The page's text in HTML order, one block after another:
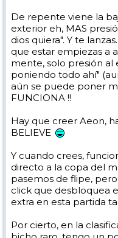
De repente viene la
exterior eh, MAS
dios quiera". Y te
que estar empiezas a
mente, solo presión al
poniendo todo ahí"
aún se puede poner
FUNCIONA !!
Hay que creer Aeon,
BELIEVE
Y cuando crees,
directo a la copa del
pasemos de flipe,
click que desbloquea
extra en esta partida
Por cierto, en la